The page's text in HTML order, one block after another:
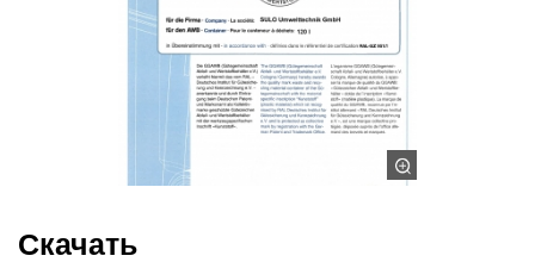
Скачать